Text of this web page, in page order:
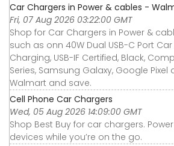
Car Chargers in Power & cables -
Fri, 07 Aug 2026 03:22:00 GMT
Shop for Car Chargers in Power &
such as onn 40W Dual USB-C Port
Charging, USB-IF Certified, Black,
Series, Samsung Galaxy, Google Pixel
Walmart and save.
Cell Phone Car Chargers
Wed, 05 Aug 2026 14:09:00 GMT
Shop Best Buy for car chargers.
devices while you’re on the go.